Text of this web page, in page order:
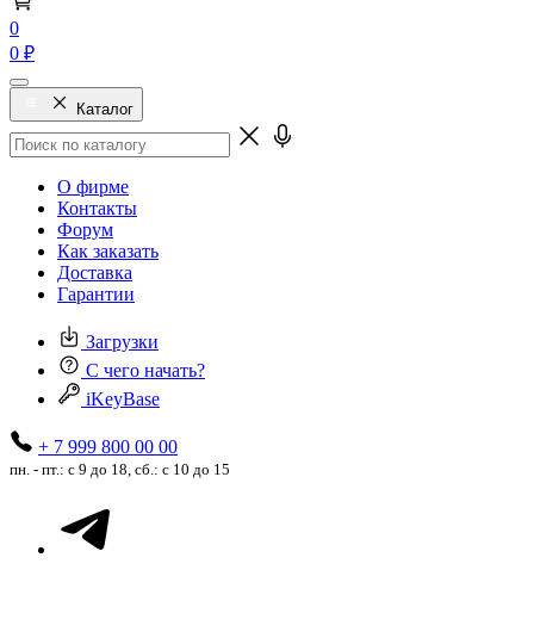
0
0 ₽
Каталог
О фирме
Контакты
Форум
Как заказать
Доставка
Гарантии
Загрузки
С чего начать?
iKeyBase
+ 7 999 800 00 00
пн. - пт.: с 9 до 18, сб.: с 10 до 15